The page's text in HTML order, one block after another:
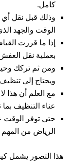
كامل.
وذلك قبل نقل أي
الوقت والجهد
إذا ما قررت
بعملية نقل
ومن ثم تركك
ويحتاج إلى
مع العلم أن هذا
عناء التنظيف
حتى توفر الوقت
الرياض من
هذا التصور يشمل